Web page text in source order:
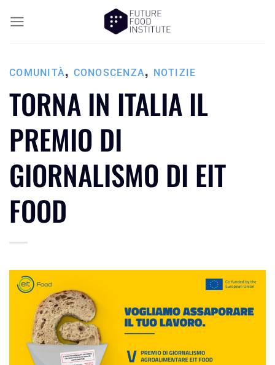
COMUNITÀ, CONOSCENZA, NOTIZIE
TORNA IN ITALIA IL
PREMIO DI
GIORNALISMO DI EIT
FOOD